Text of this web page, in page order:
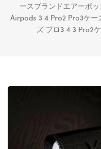
ースブランドエアーポ
Airpods 3 4 Pro2 Pro3ケー
ズ プロ3 4 3 Pro2